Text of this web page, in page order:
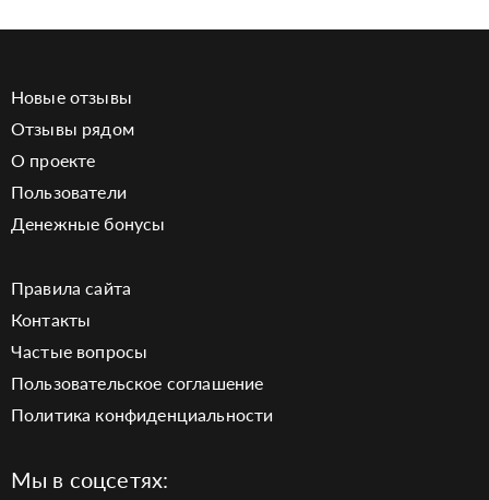
Новые отзывы
Отзывы рядом
О проекте
Пользователи
Денежные бонусы
Правила сайта
Контакты
Частые вопросы
Пользовательское соглашение
Политика конфиденциальности
Мы в соцсетях: